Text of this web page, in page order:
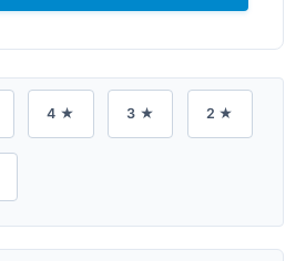
4 ★ 3 ★ 2 ★